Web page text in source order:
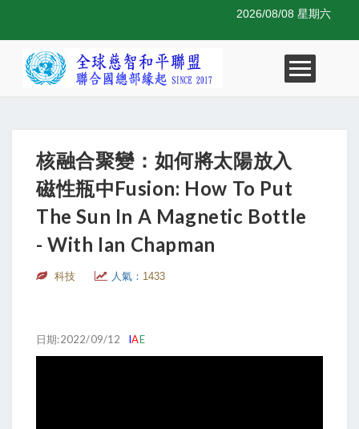
2026/08/08 星期六
核融合聚變：如何將太陽放入
磁性瓶中Fusion: How To Put
The Sun In A Magnetic Bottle
- With Ian Chapman
科技 人氣： 1433
日期:2022/09/12 IAE